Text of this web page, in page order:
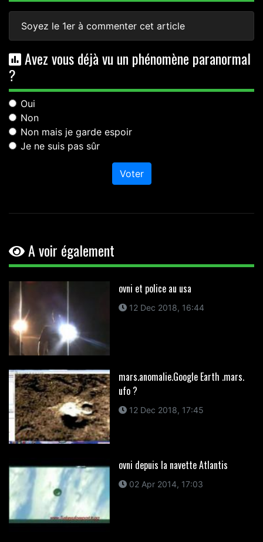
Soyez le 1er à commenter cet article
Avez vous déjà vu un phénomène paranormal
?
Oui
Non
Non mais je garde espoir
Je ne suis pas sûr
Voter
A voir également
ovni et police au usa
12 Dec 2018, 16:44
mars.anomalie.Google Earth .mars.
ufo ?
12 Dec 2018, 17:45
ovni depuis la navette Atlantis
02 Apr 2014, 17:03